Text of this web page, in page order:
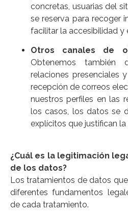
concretas, usuarias del
se reserva para recoger
facilitar la accesibilidad y
Otros canales de
Obtenemos
relaciones presenciales
recepción de correos
nuestros perfiles en las
los casos, los datos se
explícitos que justifican
¿Cuál es la legitimación
de los datos?
Los tratamientos de datos
diferentes fundamentos
de cada tratamiento.